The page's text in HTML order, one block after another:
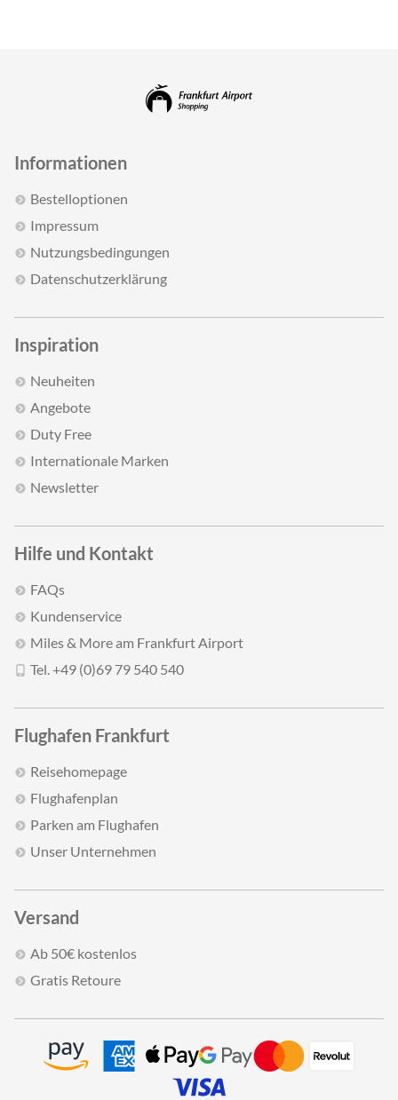
Informationen
Bestelloptionen
Impressum
Nutzungsbedingungen
Datenschutzerklärung
Inspiration
Neuheiten
Angebote
Duty Free
Internationale Marken
Newsletter
Hilfe und Kontakt
FAQs
Kundenservice
Miles & More am Frankfurt Airport
Tel. +49 (0)69 79 540 540
Flughafen Frankfurt
Reisehomepage
Flughafenplan
Parken am Flughafen
Unser Unternehmen
Versand
Ab 50€ kostenlos
Gratis Retoure